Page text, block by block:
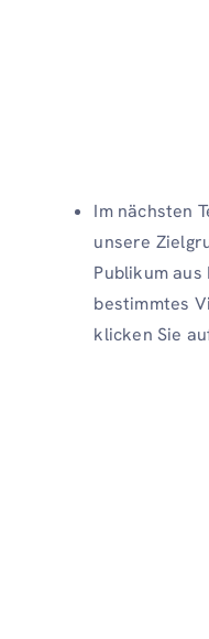
Im nächsten
unsere
Publikum
bestimmtes
klicken Sie